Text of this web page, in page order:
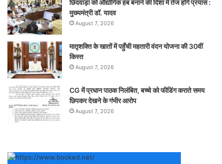
छिंदवाड़ा को औद्योगिक हब बनाने की दिशा में तेज होंगे प्रयास :
मुख्यमंत्री डॉ. यादव
August 7, 2026
मातृशक्ति के खातों में पहुँची महतारी वंदन योजना की 30वीं
किस्त
August 7, 2026
CG में प्रधान पाठक निलंबित, बच्चे को फीडिंग कराते समय
छिपकर देखने के गंभीर आरोप
August 7, 2026